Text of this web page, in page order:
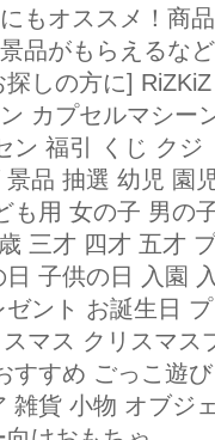
もオススメ！商
品がもらえるな
探しの方に]
カプセルマシー
ン 福引 くじ ク
景品 抽選 幼児 園
も用 女の子 男の
三才 四才 五才
日 子供の日 入園
ント お誕生日
マス クリスマ
すすめ ごっこ遊
雑貨 小物 オブジ